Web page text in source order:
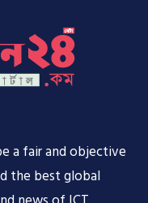
a fair and objective
the best global